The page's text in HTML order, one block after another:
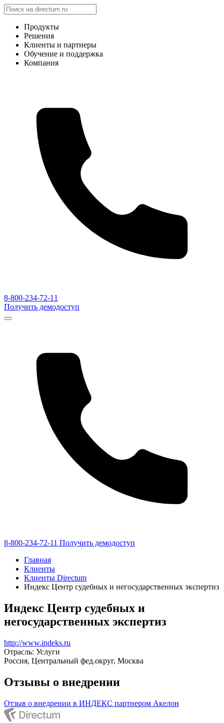
Продукты
Решения
Клиенты и партнеры
Обучение и поддержка
Компания
8-800-234-72-11
Получить демодоступ
8-800-234-72-11 Получить демодоступ
Главная
Клиенты
Клиенты Directum
Индекс Центр судебных и негосударственных экспертиз
Индекс Центр судебных и
негосударственных экспертиз
http://www.indeks.ru
Отрасль: Услуги
Россия, Центральный фед.округ, Москва
Отзывы о внедрении
Отзыв о внедрении в ИНДЕКС партнером Акелон